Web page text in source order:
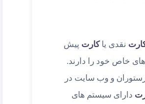
نقدی یاکارت پیش
خاص خود را دارند.
رستوران و وب سایت در
دارای سیستم های